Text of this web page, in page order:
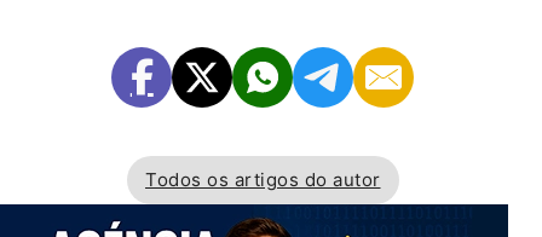
Todos os artigos do autor